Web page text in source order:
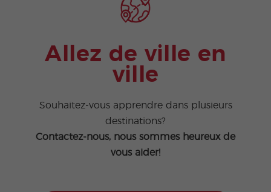
Allez de ville en
ville
Souhaitez-vous apprendre dans plusieurs
destinations?
Contactez-nous, nous sommes heureux de
vous aider!